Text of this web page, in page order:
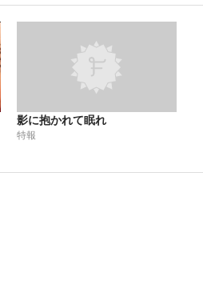
影に抱かれて眠れ
特報